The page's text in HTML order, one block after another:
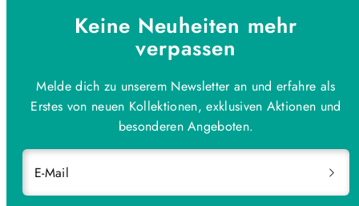
Keine Neuheiten mehr
verpassen
Melde dich zu unserem Newsletter an und erfahre als
Erstes von neuen Kollektionen, exklusiven Aktionen und
besonderen Angeboten.
E-Mail